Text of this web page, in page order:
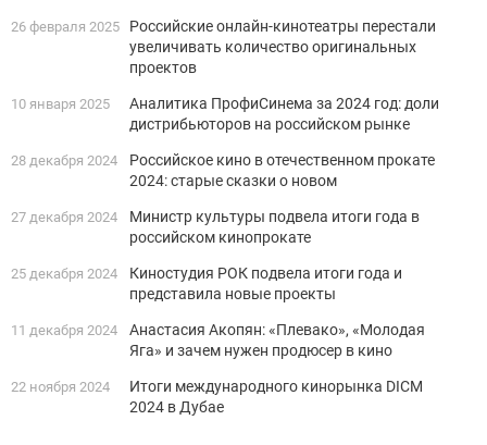
26 февраля 2025
Российские онлайн-кинотеатры перестали
увеличивать количество оригинальных
проектов
10 января 2025
Аналитика ПрофиСинема за 2024 год: доли
дистрибьюторов на российском рынке
28 декабря 2024
Российское кино в отечественном прокате
2024: старые сказки о новом
27 декабря 2024
Министр культуры подвела итоги года в
российском кинопрокате
25 декабря 2024
Киностудия РОК подвела итоги года и
представила новые проекты
11 декабря 2024
Анастасия Акопян: «Плевако», «Молодая
Яга» и зачем нужен продюсер в кино
22 ноября 2024
Итоги международного кинорынка DICM
2024 в Дубае